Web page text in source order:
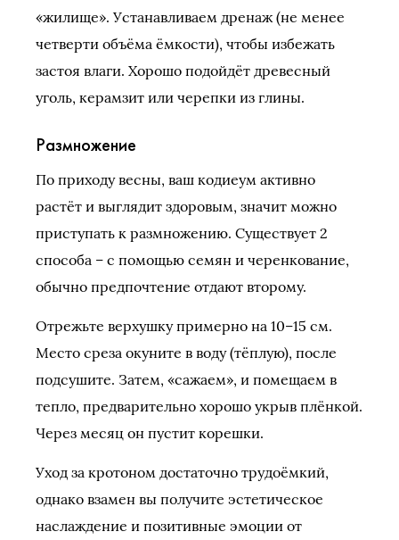
«жилище». Устанавливаем дренаж (не менее
четверти объёма ёмкости), чтобы избежать
застоя влаги. Хорошо подойдёт древесный
уголь, керамзит или черепки из глины.
Размножение
По приходу весны, ваш кодиеум активно
растёт и выглядит здоровым, значит можно
приступать к размножению. Существует 2
способа – с помощью семян и черенкование,
обычно предпочтение отдают второму.
Отрежьте верхушку примерно на 10–15 см.
Место среза окуните в воду (тёплую), после
подсушите. Затем, «сажаем», и помещаем в
тепло, предварительно хорошо укрыв плёнкой.
Через месяц он пустит корешки.
Уход за кротоном достаточно трудоёмкий,
однако взамен вы получите эстетическое
наслаждение и позитивные эмоции от